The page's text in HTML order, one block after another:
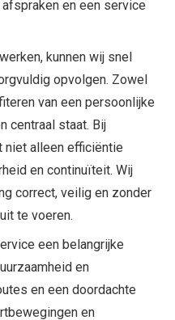
en een service
kunnen wij snel
opvolgen. Zowel
van een persoonlijke
centraal staat. Bij
niet alleen efficiëntie
en continuïteit. Wij
correct, veilig en zonder
te voeren.
een belangrijke
en
en een doordachte
en